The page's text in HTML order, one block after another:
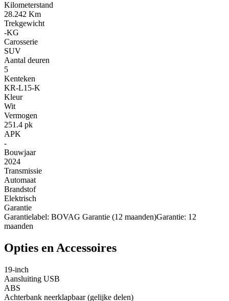
Kilometerstand
28.242 Km
Trekgewicht
-KG
Carosserie
SUV
Aantal deuren
5
Kenteken
KR-L15-K
Kleur
Wit
Vermogen
251.4 pk
APK
-
Bouwjaar
2024
Transmissie
Automaat
Brandstof
Elektrisch
Garantie
Garantielabel: BOVAG Garantie (12 maanden)Garantie: 12
maanden
Opties en Accessoires
19-inch
Aansluiting USB
ABS
Achterbank neerklapbaar (gelijke delen)